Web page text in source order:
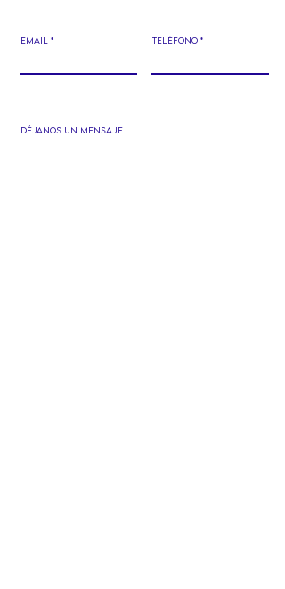
Email TELéfono
Déjanos un mensaje...